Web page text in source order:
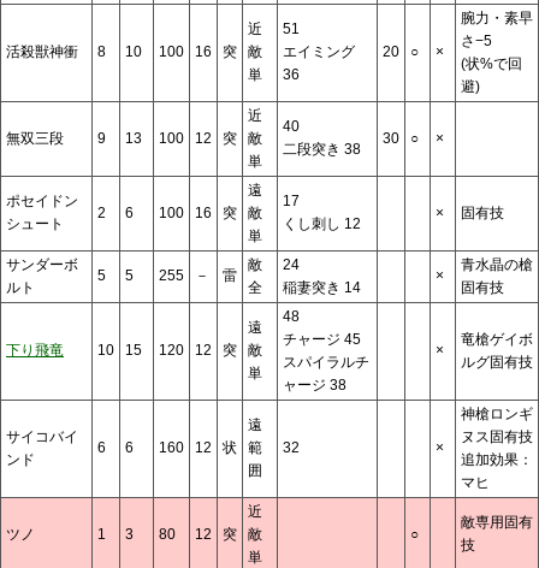
活殺獣神衝 8 10 100 16 突
近
敵
単
51
エイミング
36
20 ○ ×
腕力・素早
さ−5
(状%で回
避)
無双三段 9 13 100 12 突
近
敵
単
40
二段突き 38
30 ○ ×
ポセイドン
シュート
2 6 100 16 突
遠
敵
単
17
くし刺し 12
× 固有技
サンダーボ
ルト
5 5 255 － 雷
敵
全
24
稲妻突き 14
×
青水晶の槍
固有技
下り飛竜 10 15 120 12 突
遠
敵
単
48
チャージ 45
スパイラルチ
ャージ 38
×
竜槍ゲイボ
ルグ固有技
サイコバイ
ンド
6 6 160 12 状
遠
範
囲
32 ×
神槍ロンギ
ヌス固有技
追加効果：
マヒ
ツノ 1 3 80 12 突
近
敵
単
○
敵専用固有
技